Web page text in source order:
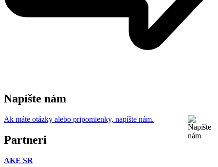
Napíšte nám
Ak máte otázky alebo pripomienky, napíšte nám.
Partneri
AKE SR